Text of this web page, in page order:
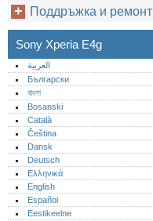
Поддръжка и ремонт
Sony Xperia E4g
العربية
Български
বাংলা
Bosanski
Català
Čeština
Dansk
Deutsch
Ελληνικά
English
Español
Eestikeelne